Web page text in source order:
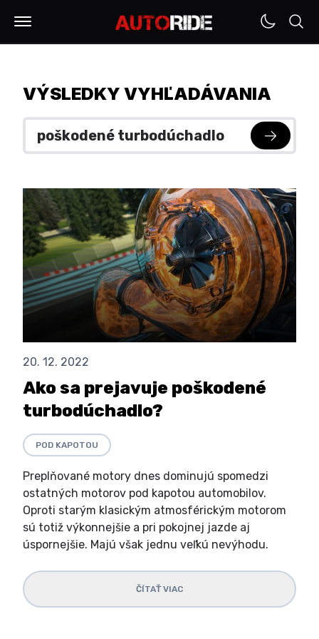
VÝSLEDKY VYHĽADÁVANIA
20. 12. 2022
Ako sa prejavuje poškodené
turbodúchadlo?
POD KAPOTOU
Preplňované motory dnes dominujú spomedzi
ostatných motorov pod kapotou automobilov.
Oproti starým klasickým atmosférickým motorom
sú totiž výkonnejšie a pri pokojnej jazde aj
úspornejšie. Majú však jednu veľkú nevýhodu.
ČÍTAŤ VIAC